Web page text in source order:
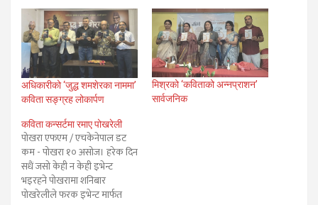
अधिकारीको ‘जुद्ध शमशेरका नाममा’
कविता सङ्ग्रह लोकार्पण
मिश्रको ‘कविताको अन्नप्राशन’
सार्वजनिक
कविता कन्सर्टमा रमाए पोखरेली
पोखरा एफएम / एचकेनेपाल डट
कम - पोखरा १० असोज। हरेक दिन
सधैं जसो केही न केही इभेन्ट
भइरहने पोखरामा शनिबार
पोखरेलीले फरक इभेन्ट मार्फत